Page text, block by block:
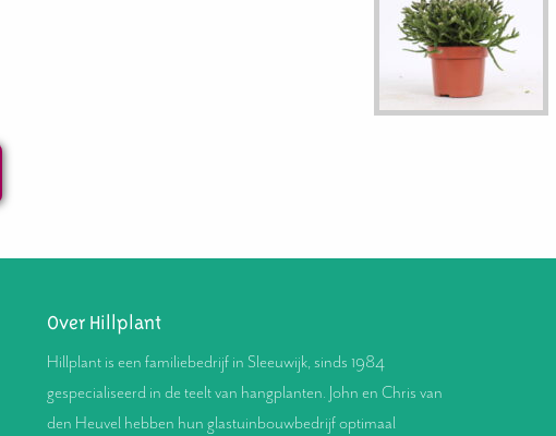
Over Hillplant
Hillplant is een familiebedrijf in Sleeuwijk, sinds 1984
gespecialiseerd in de teelt van hangplanten. John en Chris van
den Heuvel hebben hun glastuinbouwbedrijf optimaal